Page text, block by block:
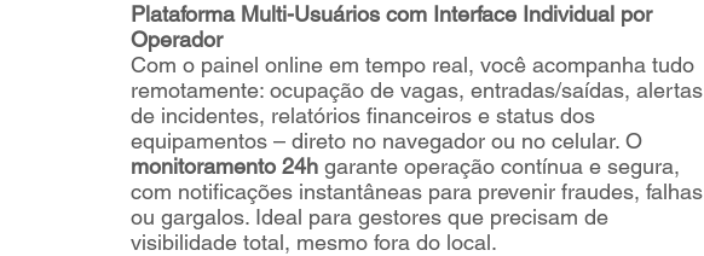
Plataforma Multi-Usuários com Interface Individual por
Operador
Com o painel online em tempo real, você acompanha tudo
remotamente: ocupação de vagas, entradas/saídas, alertas
de incidentes, relatórios financeiros e status dos
equipamentos – direto no navegador ou no celular. O
monitoramento 24h garante operação contínua e segura,
com notificações instantâneas para prevenir fraudes, falhas
ou gargalos. Ideal para gestores que precisam de
visibilidade total, mesmo fora do local.